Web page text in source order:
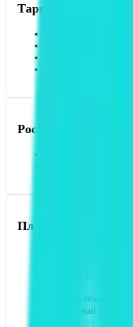
Тарифы
Российский сервис
Реестр
Платформы
Windows,
Серверный пакет